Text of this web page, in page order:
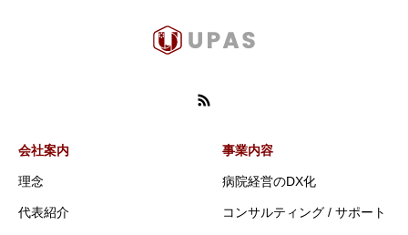
会社案内
理念
代表紹介
事業内容
病院経営のDX化
コンサルティング / サポート